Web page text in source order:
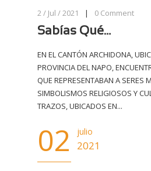
2 / Jul / 2021 | 0 Comment
Sabías Qué…
EN EL CANTÓN ARCHIDONA,
PROVINCIA DEL NAPO,
QUE REPRESENTABAN A SERES
SIMBOLISMOS RELIGIOSOS Y
TRAZOS, UBICADOS EN...
02 julio
2021